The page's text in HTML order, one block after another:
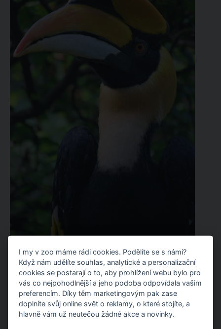
I my v zoo máme rádi cookies. Podělíte se s námi?
Když nám udělíte souhlas, analytické a personalizační
cookies se postarají o to, aby prohlížení webu bylo pro
vás co nejpohodlnější a jeho podoba odpovídala vašim
preferencím. Díky těm marketingovým pak zase
doplníte svůj online svět o reklamy, o které stojíte, a
hlavně vám už neutečou žádné akce a novinky.